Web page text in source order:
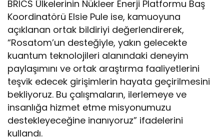
BRICS Ülkelerinin Nükleer Enerji Platformu Baş
Koordinatörü Elsie Pule ise, kamuoyuna
açıklanan ortak bildiriyi değerlendirerek,
“Rosatom’un desteğiyle, yakın gelecekte
kuantum teknolojileri alanındaki deneyim
paylaşımını ve ortak araştırma faaliyetlerini
teşvik edecek girişimlerin hayata geçirilmesini
bekliyoruz. Bu çalışmaların, ilerlemeye ve
insanlığa hizmet etme misyonumuzu
destekleyeceğine inanıyoruz” ifadelerini
kullandı.